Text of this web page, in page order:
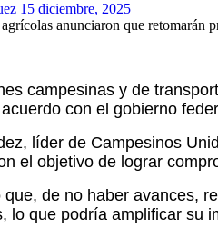
15 diciembre, 2025
anunciaron que retomarán
campesinas y de
con el gobierno
líder de Campesinos
el objetivo de lograr
que, de no haber avances,
lo que podría amplificar su